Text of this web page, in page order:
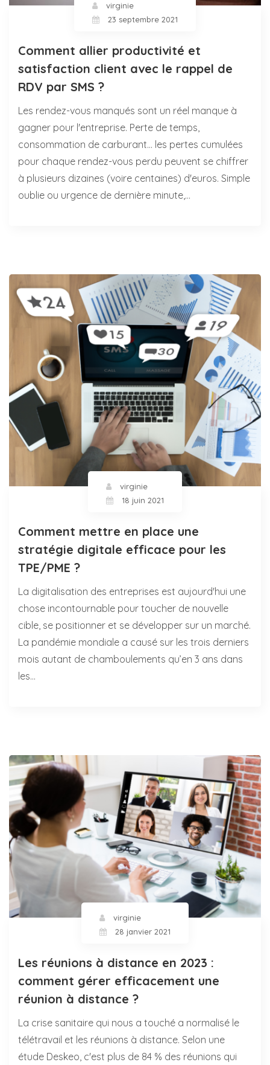
virginie
23 septembre 2021
Comment allier productivité et
satisfaction client avec le rappel de
RDV par SMS ?
Les rendez-vous manqués sont un réel manque à
gagner pour l'entreprise. Perte de temps,
consommation de carburant... les pertes cumulées
pour chaque rendez-vous perdu peuvent se chiffrer
à plusieurs dizaines (voire centaines) d'euros. Simple
oublie ou urgence de dernière minute,…
virginie
18 juin 2021
Comment mettre en place une
stratégie digitale efficace pour les
TPE/PME ?
La digitalisation des entreprises est aujourd'hui une
chose incontournable pour toucher de nouvelle
cible, se positionner et se développer sur un marché.
La pandémie mondiale a causé sur les trois derniers
mois autant de chamboulements qu’en 3 ans dans
les…
virginie
28 janvier 2021
Les réunions à distance en 2023 :
comment gérer efficacement une
réunion à distance ?
La crise sanitaire qui nous a touché a normalisé le
télétravail et les réunions à distance. Selon une
étude Deskeo, c'est plus de 84 % des réunions qui